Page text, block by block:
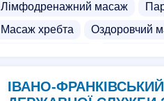
Лімфодренажний масаж
Масаж хребта
Оздоровчий
Гінекологічний масаж
ІВАНО-